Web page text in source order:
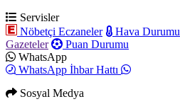
Servisler
Nöbetçi Eczaneler
Hava Durumu
Gazeteler
Puan Durumu
WhatsApp
WhatsApp İhbar Hattı
Sosyal Medya